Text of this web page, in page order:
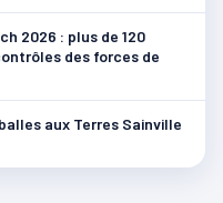
2026 : plus de 120
des forces de
aux Terres Sainville